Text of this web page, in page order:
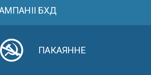
БХД
ПАКАЯННЕ